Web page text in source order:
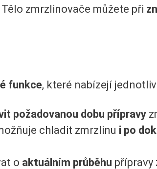
Tělo zmrzlinovače můžete při
funkce, které nabízejí
požadovanou dobu přípravy
chladit zmrzlinu i po
o aktuálním průběhu přípravy